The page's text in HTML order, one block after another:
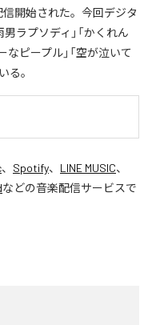
信開始された。今回デジタ
ラプソディ」「かくれん
なピープル」「空が泣いて
る。
、 Spotify、 LINE MUSIC、
などの音楽配信サービスで